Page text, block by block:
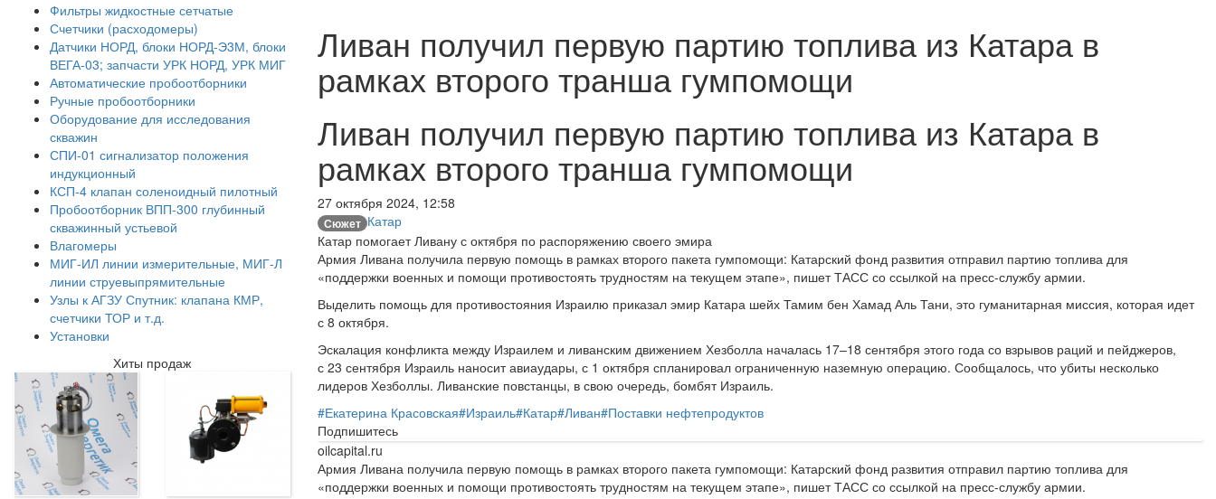
Ливан получил первую партию топлива из Катара в
рамках второго транша гумпомощи
Ливан получил первую партию топлива из Катара в
рамках второго транша гумпомощи
27 октября 2024, 12:58
Сюжет Катар
Катар помогает Ливану с октября по распоряжению своего эмира
Армия Ливана получила первую помощь в рамках второго пакета гумпомощи: Катарский фонд развития отправил партию топлива для
«поддержки военных и помощи противостоять трудностям на текущем этапе», пишет ТАСС со ссылкой на пресс-службу армии.
Выделить помощь для противостояния Израилю приказал эмир Катара шейх Тамим бен Хамад Аль Тани, это гуманитарная миссия, которая идет
с 8 октября.
Эскалация конфликта между Израилем и ливанским движением Хезболла началась 17–18 сентября этого года со взрывов раций и пейджеров,
с 23 сентября Израиль наносит авиаудары, с 1 октября спланировал ограниченную наземную операцию. Сообщалось, что убиты несколько
лидеров Хезболлы. Ливанские повстанцы, в свою очередь, бомбят Израиль.
#Екатерина Красовская#Израиль#Катар#Ливан#Поставки нефтепродуктов
Подпишитесь
oilcapital.ru
Армия Ливана получила первую помощь в рамках второго пакета гумпомощи: Катарский фонд развития отправил партию топлива для
«поддержки военных и помощи противостоять трудностям на текущем этапе», пишет ТАСС со ссылкой на пресс-службу армии.
Фильтры жидкостные сетчатые
Счетчики (расходомеры)
Датчики НОРД, блоки НОРД-Э3М, блоки
ВЕГА-03; запчасти УРК НОРД, УРК МИГ
Автоматические пробоотборники
Ручные пробоотборники
Оборудование для исследования
скважин
СПИ-01 сигнализатор положения
индукционный
КСП-4 клапан соленоидный пилотный
Пробоотборник ВПП-300 глубинный
скважинный устьевой
Влагомеры
МИГ-ИЛ линии измерительные, МИГ-Л
линии струевыпрямительные
Узлы к АГЗУ Спутник: клапана КМР,
счетчики ТОР и т.д.
Установки
Хиты продаж